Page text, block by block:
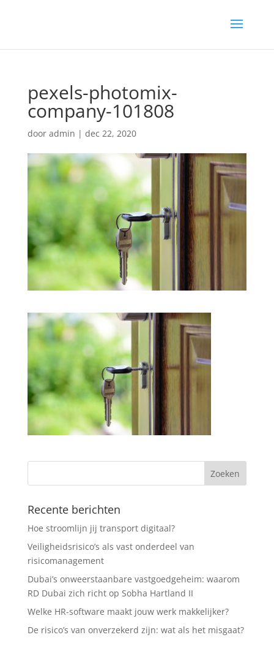
pexels-photomix-
company-101808
door admin | dec 22, 2020
Recente berichten
Hoe stroomlijn jij transport digitaal?
Veiligheidsrisico’s als vast onderdeel van
risicomanagement
Dubai’s onweerstaanbare vastgoedgeheim: waarom
RD Dubai zich richt op Sobha Hartland II
Welke HR-software maakt jouw werk makkelijker?
De risico’s van onverzekerd zijn: wat als het misgaat?